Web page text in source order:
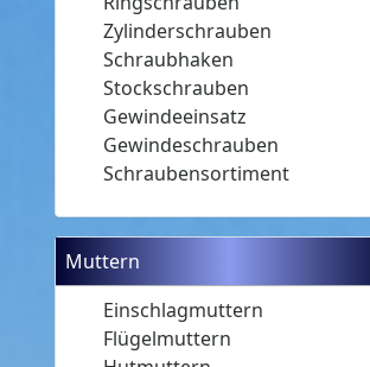
Zylinderschrauben
Schraubhaken
Stockschrauben
Gewindeeinsatz
Gewindeschrauben
Schraubensortiment
Muttern
Einschlagmuttern
Flügelmuttern